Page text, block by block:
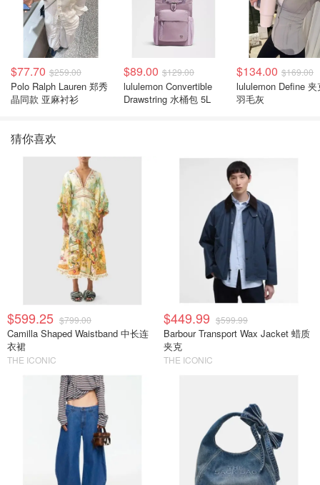
$77.70 $259.00
Polo Ralph Lauren 郑秀
晶同款 亚麻衬衫
$89.00 $129.00
lululemon Convertible
Drawstring 水桶包 5L
$134.00 $169.00
lululemon Define 夹
羽毛灰
猜你喜欢
$599.25 $799.00
Camilla Shaped Waistband 中长连
衣裙
THE ICONIC
$449.99 $599.99
Barbour Transport Wax Jacket 蜡质
夹克
THE ICONIC